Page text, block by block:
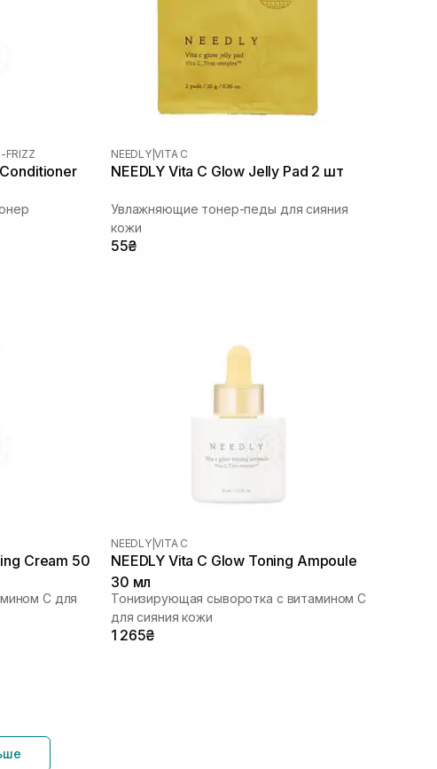
FRIZZ NEEDLY|VITA C
NEEDLY Vita C Glow Jelly Pad 2 шт
Увлажняющие тонер-педы для сияния
кожи
55₴
Cream 50
С для
NEEDLY|VITA C
NEEDLY Vita C Glow Toning Ampoule
30 мл
Тонизирующая сыворотка с витамином С
для сияния кожи
1 265₴